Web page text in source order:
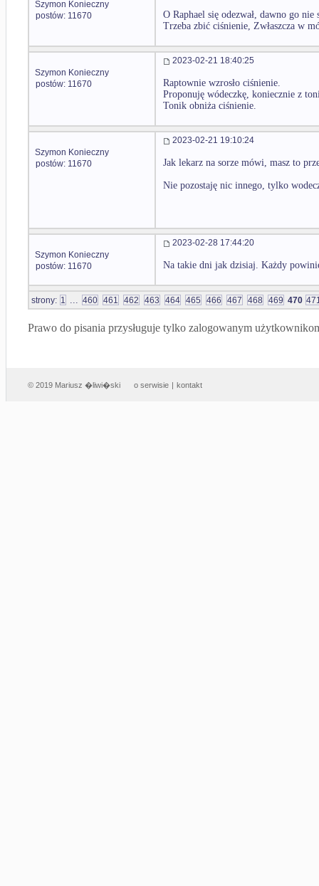
Szymon Konieczny
postów: 11670
O Raphael się odezwał, dawno go nie
Trzeba zbić ciśnienie, Zwłaszcza w
Szymon Konieczny
postów: 11670
2023-02-21 18:40:25
Raptownie wzrosło ciśnienie.
Proponuję wódeczkę, koniecznie z
Tonik obniża ciśnienie.
Szymon Konieczny
postów: 11670
2023-02-21 19:10:24
Jak lekarz na sorze mówi, masz to
Nie pozostaję nic innego, tylko
Szymon Konieczny
postów: 11670
2023-02-28 17:44:20
Na takie dni jak dzisiaj. Każdy
strony: 1 ... 460 461 462 463 464 465 466 467 468 469 470
Prawo do pisania przysługuje tylko zalogowanym
© 2019 Mariusz �liwi�ski o serwisie | kontakt